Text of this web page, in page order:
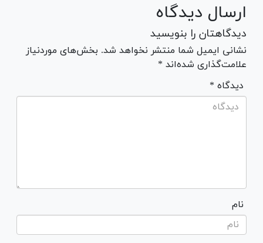
ارسال دیدگاه
دیدگاهتان را بنویسید
نشانی ایمیل شما منتشر نخواهد شد. بخش‌های موردنیاز
علامت‌گذاری شده‌اند *
* دیدگاه
نام